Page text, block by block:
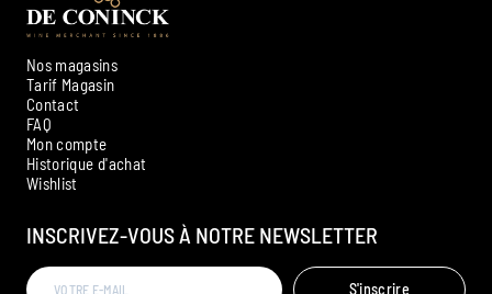
Nos magasins
Tarif Magasin
Contact
FAQ
Mon compte
Historique d'achat
Wishlist
INSCRIVEZ-VOUS À NOTRE NEWSLETTER
S'inscrire